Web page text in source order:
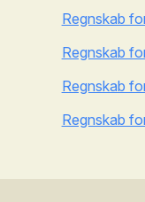
Regnskab
Regnskab
Regnskab
Regnskab